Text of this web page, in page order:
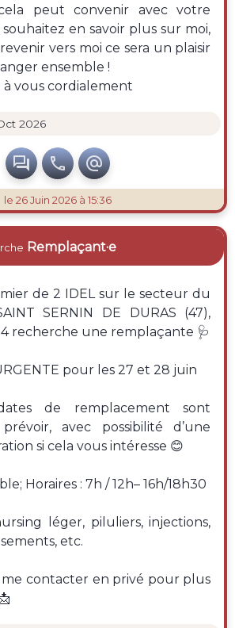
peut convenir avec votre
en savoir plus sur moi,
revenir vers moi ce sera un plaisir
ensemble !
vous cordialement
2026
  
le 26 Juin 2026 à 15:36
Remplaçant·e
de 2 IDEL sur le secteur du
SERNIN DE DURAS (47),
recherche une remplaçante 🩺
pour les 27 et 28 juin
de remplacement sont
avec possibilité d’une
si cela vous intéresse 😊
Tournée agréable; Horaires : 7h / 12h– 16h/18h30
léger, piluliers, injections,
etc.
me contacter en privé pour plus